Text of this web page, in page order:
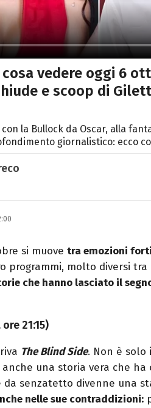
vedere oggi 6
e scoop di
la Bullock da Oscar, alla
giornalistico: ecco
studiando all'IED
poi in Comunicazione
collaborando con
si muove tra emozioni
programmi, molto diversi
che hanno lasciato il
21:15)
The Blind Side. Non è solo
una storia vera che
da senzatetto divenne una
nelle sue contraddizioni: